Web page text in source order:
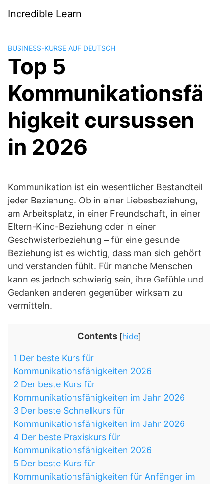
contenido
Incredible Learn
BUSINESS-KURSE AUF DEUTSCH
Top 5
Kommunikationsfä
higkeit cursussen
in 2026
Kommunikation ist ein wesentlicher Bestandteil
jeder Beziehung. Ob in einer Liebesbeziehung,
am Arbeitsplatz, in einer Freundschaft, in einer
Eltern-Kind-Beziehung oder in einer
Geschwisterbeziehung – für eine gesunde
Beziehung ist es wichtig, dass man sich gehört
und verstanden fühlt. Für manche Menschen
kann es jedoch schwierig sein, ihre Gefühle und
Gedanken anderen gegenüber wirksam zu
vermitteln.
Contents [hide]
1 Der beste Kurs für
Kommunikationsfähigkeiten 2026
2 Der beste Kurs für
Kommunikationsfähigkeiten im Jahr 2026
3 Der beste Schnellkurs für
Kommunikationsfähigkeiten im Jahr 2026
4 Der beste Praxiskurs für
Kommunikationsfähigkeiten 2026
5 Der beste Kurs für
Kommunikationsfähigkeiten für Anfänger im